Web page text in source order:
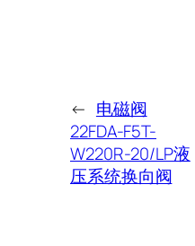
← 电磁阀
22FDA-F5T-
W220R-20/LP液
压系统换向阀